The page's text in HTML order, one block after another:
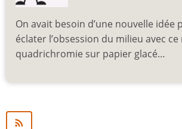
On avait besoin d’une nouvelle idée
éclater l’obsession du milieu avec
quadrichromie sur papier glacé…